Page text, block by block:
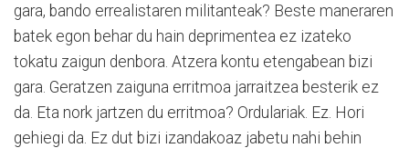
gara, bando errealistaren militanteak? Beste maneraren
batek egon behar du hain deprimentea ez izateko
tokatu zaigun denbora. Atzera kontu etengabean bizi
gara. Geratzen zaiguna erritmoa jarraitzea besterik ez
da. Eta nork jartzen du erritmoa? Ordulariak. Ez. Hori
gehiegi da. Ez dut bizi izandakoaz jabetu nahi behin